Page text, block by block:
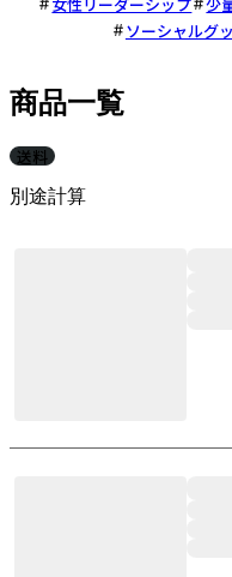
女性リーダーシップ
少
ソーシャルグ
商品一覧
送料
別途計算